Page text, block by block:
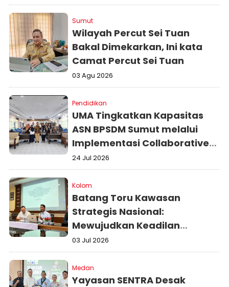
Sumut
Wilayah Percut Sei Tuan
Bakal Dimekarkan, Ini kata
Camat Percut Sei Tuan
03 Agu 2026
Pendidikan
UMA Tingkatkan Kapasitas
ASN BPSDM Sumut melalui
Implementasi Collaborative
Governance
24 Jul 2026
Kolom
Batang Toru Kawasan
Strategis Nasional:
Mewujudkan Keadilan
Ekologis bagi Generasi Kini
dan Mendatang
03 Jul 2026
Medan
Yayasan SENTRA Desak